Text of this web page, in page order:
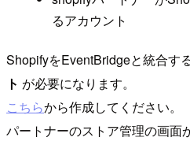
るアカウント
ShopifyをEventBridgeと統合す
ト が必要になります。
こちらから作成してください。
パートナーのストア管理の画面